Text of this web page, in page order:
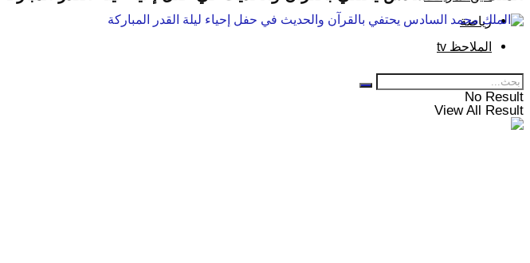
رياضة
الملاحظ tv
No Result
View All Result